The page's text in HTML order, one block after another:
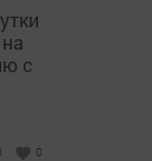
с
0